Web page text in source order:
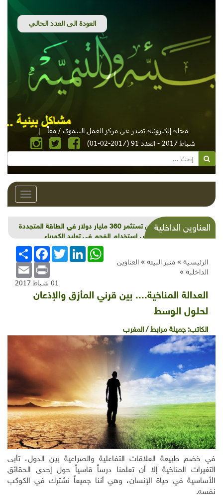
مجلة إلكترونية تصدر عن مركز العمل التنموي / معاً
|
شباط 2017 - العدد 91 (2017-02-01)
Toggle
العناوين الداخلية
الصين تستثمر 360 مليار دولار في الطاقة المتجددة
لتقليص استخدام الفحم في توليد الكهرباء
الرئيسية » منبر البيئة » العناوين
الداخلية »
انشر
FacebookTwitterLinkedInWhatsApp
Email Print
01 شباط 2017
العدالة المناخية.... بين قرني المأزق والإذعان
لحلول الوسط
الكاتب: جميلة مرابط / المغرب
في خضم طبيعة العلاقات التفاعلية والصراعية بين الدول، تأبى
التغيرات المناخية إلا أن تعلمنا درساً قاسياً حول إحدى الحقائق
الأساسية في حياة الإنسان، وهي أننا جميعاً نشترك في الكوكب
نفسه.